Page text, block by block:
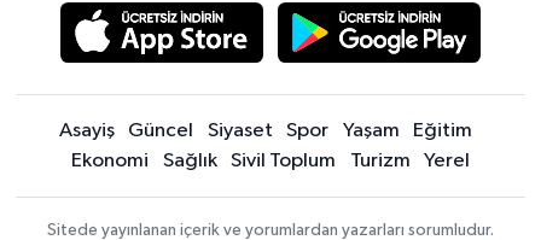
Asayiş Güncel Siyaset Spor Yaşam
Eğitim
Ekonomi
Sağlık Sivil Toplum Turizm Yerel
Sitede yayınlanan içerik ve yorumlardan yazarları sorumludur.